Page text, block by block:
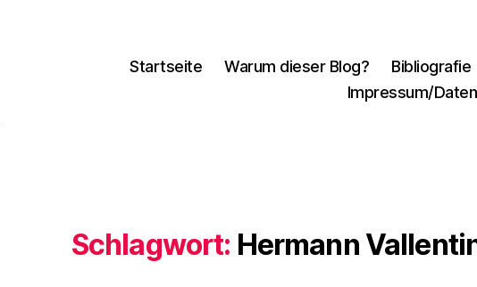
Startseite Warum dieser Blog? Bibliografie
Impressum/
Schlagwort: Hermann